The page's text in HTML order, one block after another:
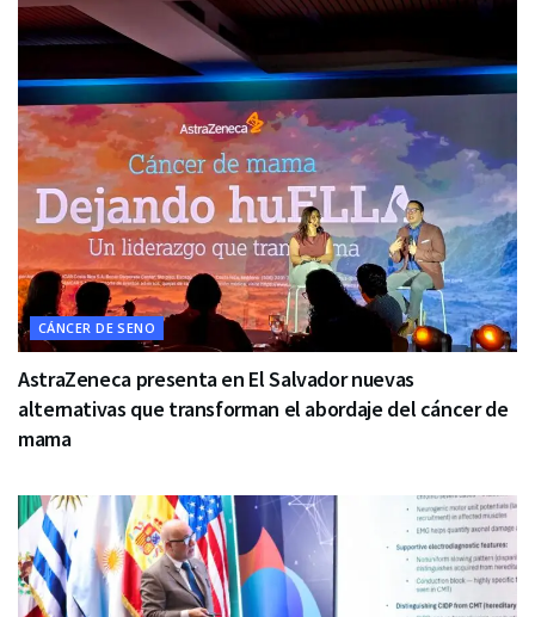
CÁNCER DE SENO
AstraZeneca presenta en El Salvador nuevas
alternativas que transforman el abordaje del cáncer de
mama